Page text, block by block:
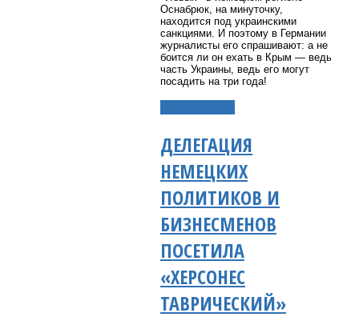
Оснабрюк, на минуточку,
находится под украинскими
санкциями. И поэтому в Германии
журналисты его спрашивают: а не
боится ли он ехать в Крым — ведь
часть Украины, ведь его могут
посадить на три года!
ДЕЛЕГАЦИЯ
НЕМЕЦКИХ
ПОЛИТИКОВ И
БИЗНЕСМЕНОВ
ПОСЕТИЛА
«ХЕРСОНЕС
ТАВРИЧЕСКИЙ»